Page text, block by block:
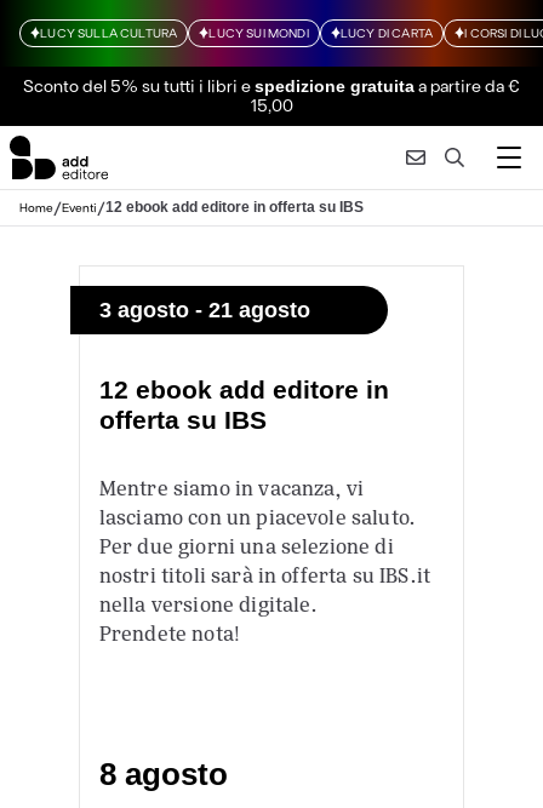
LUCY SULLA CULTURA LUCY SUI MONDI LUCY DI CARTA I CORSI DI
Sconto del 5% su tutti i libri espedizione gratuitaa partire da €
15,00
Home/Eventi/12 ebook add editore in offerta su IBS
3 agosto - 21 agosto
12 ebook add editore in
offerta su IBS
Mentre siamo in vacanza, vi
lasciamo con un piacevole saluto.
Per due giorni una selezione di
nostri titoli sarà in offerta su IBS.it
nella versione digitale.
Prendete nota!
8 agosto